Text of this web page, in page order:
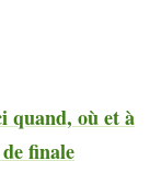
quand, où et à
finale